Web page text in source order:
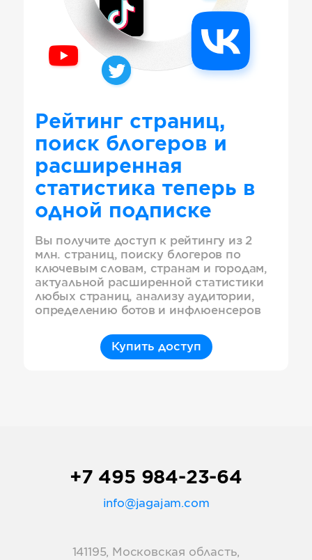
Рейтинг страниц,
поиск блогеров и
расширенная
статистика теперь в
одной подписке
Вы получите доступ к рейтингу из 2
млн. страниц, поиску блогеров по
ключевым словам, странам и городам,
актуальной расширенной статистики
любых страниц, анализу аудитории,
определению ботов и инфлюенсеров
Купить доступ
+7 495 984-23-64
info@jagajam.com
141195, Московская область,